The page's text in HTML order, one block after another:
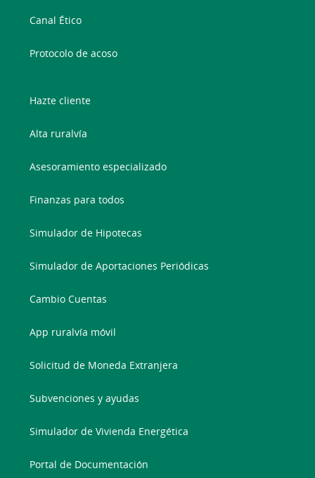
Canal Ético
Protocolo de acoso
Hazte cliente
Alta ruralvía
Asesoramiento especializado
Finanzas para todos
Simulador de Hipotecas
Simulador de Aportaciones Periódicas
Cambio Cuentas
App ruralvía móvil
Solicitud de Moneda Extranjera
Subvenciones y ayudas
Simulador de Vivienda Energética
Portal de Documentación